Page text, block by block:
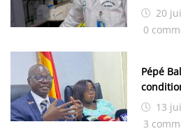
de 20
0
Pépé
les
13
3